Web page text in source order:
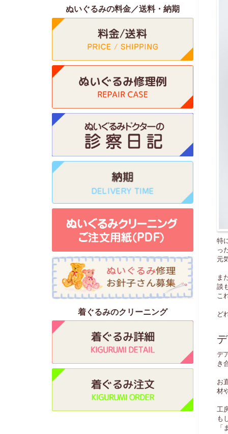
特
っ
元
ま
談
こ
ど
デ
き
お
材
工
も
ぬいぐるみの料金／送料・納期
着ぐるみのクリーニング